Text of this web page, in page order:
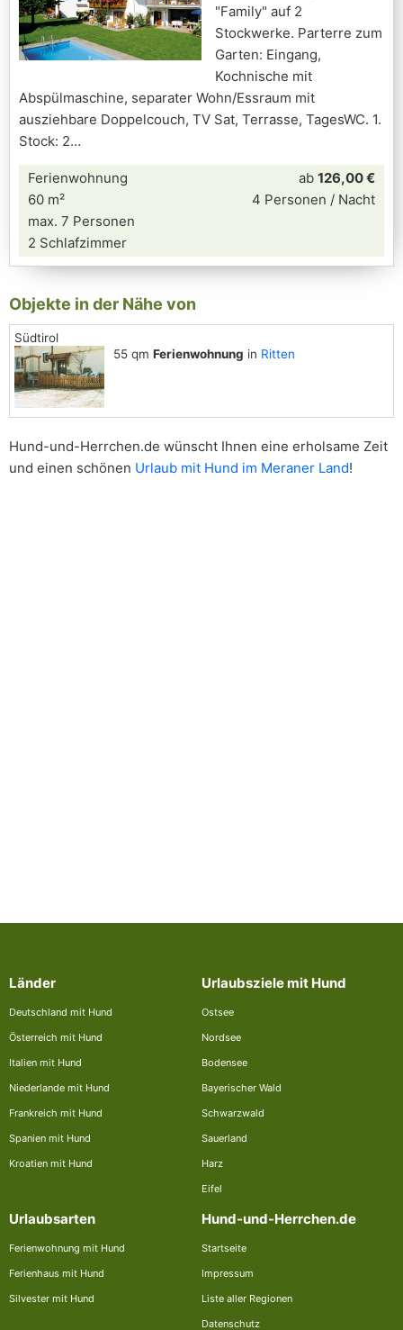
"Family" auf 2
Stockwerke. Parterre zum
Garten: Eingang,
Kochnische mit
Abspülmaschine, separater Wohn/Essraum mit
ausziehbare Doppelcouch, TV Sat, Terrasse, TagesWC. 1.
Stock: 2
Ferienwohnung
60 m²
max. 7 Personen
2 Schlafzimmer
ab 126,00 €
4 Personen / Nacht
Objekte in der Nähe von
Südtirol
55 qm Ferienwohnung in Ritten
Hund-und-Herrchen.de wünscht Ihnen eine erholsame Zeit
und einen schönen Urlaub mit Hund im Meraner Land!
Länder
Deutschland mit Hund
Österreich mit Hund
Italien mit Hund
Niederlande mit Hund
Frankreich mit Hund
Spanien mit Hund
Kroatien mit Hund
Urlaubsziele mit Hund
Ostsee
Nordsee
Bodensee
Bayerischer Wald
Schwarzwald
Sauerland
Harz
Eifel
Urlaubsarten
Ferienwohnung mit Hund
Ferienhaus mit Hund
Silvester mit Hund
Hund-und-Herrchen.de
Startseite
Impressum
Liste aller Regionen
Datenschutz